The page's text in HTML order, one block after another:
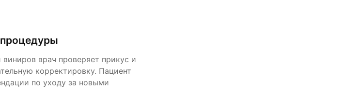
виниров врач проверяет прикус и
корректировку. Пациент
по уходу за новыми